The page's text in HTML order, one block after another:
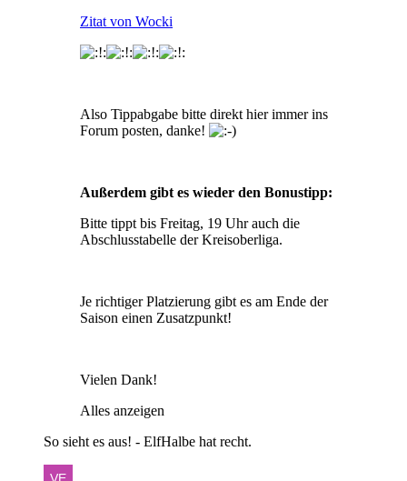
Zitat von Wocki
Also Tippabgabe bitte direkt hier immer ins
Forum posten, danke!
Außerdem gibt es wieder den Bonustipp:
Bitte tippt bis Freitag, 19 Uhr auch die
Abschlusstabelle der Kreisoberliga.
Je richtiger Platzierung gibt es am Ende der
Saison einen Zusatzpunkt!
Vielen Dank!
Alles anzeigen
So sieht es aus! - ElfHalbe hat recht.